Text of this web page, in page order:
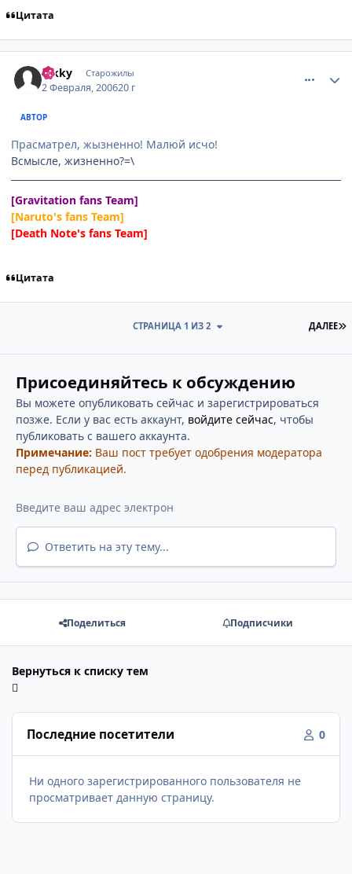
Цитата
hikky Старожилы
2 Февраля, 200620 г
АВТОР
Прасматрел, жызненно! Малюй исчо!
Всмысле, жизненно?=\
[Gravitation fans Team]
[Naruto's fans Team]
[Death Note's fans Team]
Цитата
ДАЛЕЕ
СТРАНИЦА 1 ИЗ 2
Присоединяйтесь к обсуждению
Вы можете опубликовать сейчас и зарегистрироваться
позже. Если у вас есть аккаунт, войдите сейчас, чтобы
публиковать с вашего аккаунта.
Примечание: Ваш пост требует одобрения модератора
перед публикацией.
Ответить на эту тему...
Поделиться Подписчики
Вернуться к списку тем
Последние посетители 0
Ни одного зарегистрированного пользователя не
просматривает данную страницу.